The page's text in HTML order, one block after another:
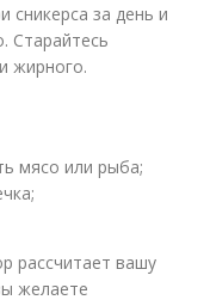
сникерса за день и
Старайтесь
жирного.
мясо или рыба;
рассчитает вашу
желаете